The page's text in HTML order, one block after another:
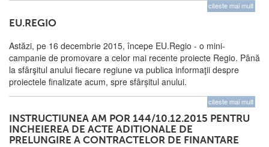
citeste mai mult
EU.REGIO
Astăzi, pe 16 decembrie 2015, începe EU.Regio - o mini-
campanie de promovare a celor mai recente proiecte Regio. Până
la sfârşitul anului fiecare regiune va publica informaţii despre
proiectele finalizate acum, spre sfârșitul anului.
citeste mai mult
INSTRUCTIUNEA AM POR 144/10.12.2015 PENTRU
INCHEIEREA DE ACTE ADITIONALE DE
PRELUNGIRE A CONTRACTELOR DE FINANTARE